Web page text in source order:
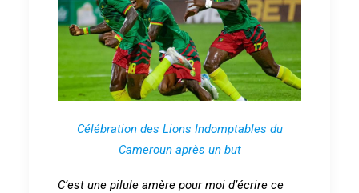
Célébration des Lions Indomptables du
Cameroun après un but
C’est une pilule amère pour moi d’écrire ce